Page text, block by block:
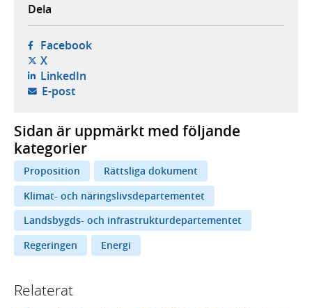
Dela
Facebook- öppnas i ny flik, extern webbplats,
X- öppnas i ny flik, extern webbplats,
LinkedIn- öppnas i ny flik, extern webbplats,
E-post- öppnar din e-postklient,
Sidan är uppmärkt med följande
kategorier
Proposition
Rättsliga dokument
Klimat- och näringslivsdepartementet
Landsbygds- och infrastrukturdepartementet
Regeringen
Energi
Relaterat